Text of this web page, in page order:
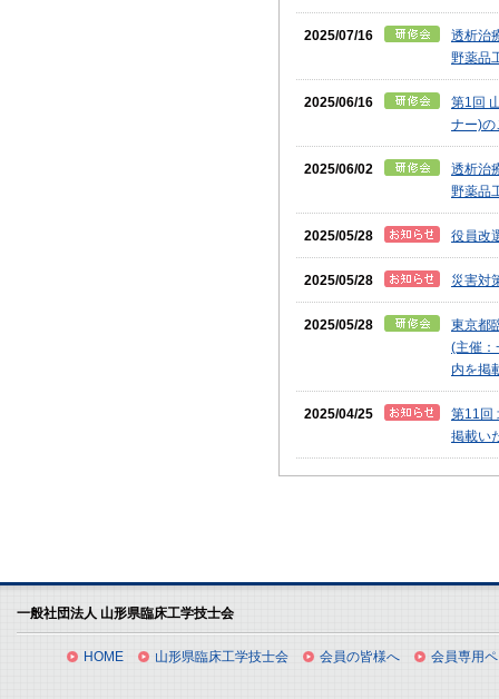
2025/07/16
透析治
野薬品
2025/06/16
第1回
ナー)の
2025/06/02
透析治
野薬品
2025/05/28 役員改
2025/05/28 災害対
2025/05/28
東京都
(主催
内を掲
2025/04/25
第11回
掲載い
一般社団法人 山形県臨床工学技士会
HOME 山形県臨床工学技士会 会員の皆様へ 会員専用